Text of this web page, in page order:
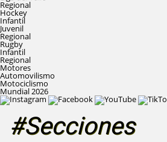
Regional
Hockey
Infantil
Juvenil
Regional
Rugby
Infantil
Regional
Motores
Automovilismo
Motociclismo
Mundial 2026
#Secciones